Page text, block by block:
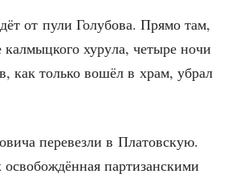
от пули Голу­бо­ва. Пря­мо там,
хуру­ла, четы­ре ночи
как толь­ко вошёл в храм, убрал
пере­вез­ли в Пла­тов­скую.
пар­ти­зан­ски­ми